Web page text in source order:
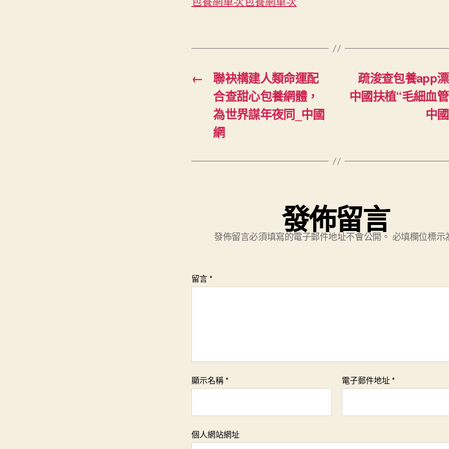
←
聯袂構建人類命運配
合查甜心包養網體，
為世界謀年夜同_中國
網
疏浚查包養app
中國扶植“毛細血
中
發佈留言
發佈留言必須填寫的電子郵件地址不會公開。 必填欄位標
留言*
顯示名稱* 電子郵件地址*
個人網站網址